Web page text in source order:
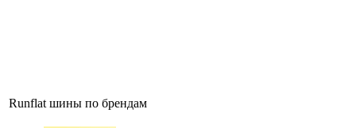
Runflat шины по брендам